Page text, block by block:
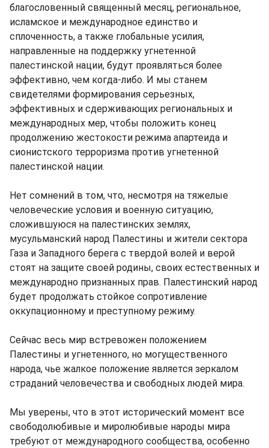
благословенный священный месяц, региональное,
исламское и международное единство и
сплоченность, а также глобальные усилия,
направленные на поддержку угнетенной
палестинской нации, будут проявляться более
эффективно, чем когда-либо. И мы станем
свидетелями формирования серьезных,
эффективных и сдерживающих региональных и
международных мер, чтобы положить конец
продолжению жестокости режима апартеида и
сионистского терроризма против угнетенной
палестинской нации.
Нет сомнений в том, что, несмотря на тяжелые
человеческие условия и военную ситуацию,
сложившуюся на палестинских землях,
мусульманский народ Палестины и жители сектора
Газа и Западного берега с твердой волей и верой
стоят на защите своей родины, своих естественных и
международно признанных прав. Палестинский народ
будет продолжать стойкое сопротивление
оккупационному и преступному режиму.
Сейчас весь мир встревожен положением
Палестины и угнетенного, но могущественного
народа, чье жалкое положение является зеркалом
страданий человечества и свободных людей мира.
Мы уверены, что в этот исторический момент все
свободолюбивые и миролюбивые народы мира
требуют от международного сообщества, особенно